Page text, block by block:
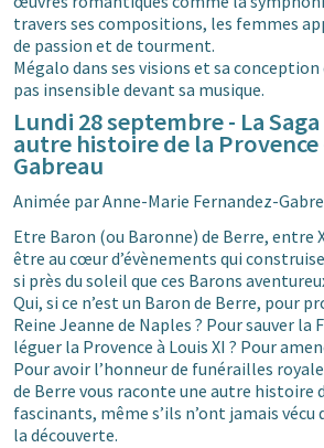
travers ses compositions, les femmes
de passion et de tourment.
Mégalo dans ses visions et sa
pas insensible devant sa musique.
Lundi 28 septembre - La
autre histoire de la
Gabreau
Animée par Anne-Marie Fernandez-
Etre Baron (ou Baronne) de Berre, entre
être au cœur d’évènements qui
si près du soleil que ces Barons
Qui, si ce n’est un Baron de Berre, pour
Reine Jeanne de Naples ? Pour sauver la
léguer la Provence à Louis XI ? Pour
Pour avoir l’honneur de funérailles
de Berre vous raconte une autre histoire
fascinants, même s’ils n’ont jamais
la découverte.